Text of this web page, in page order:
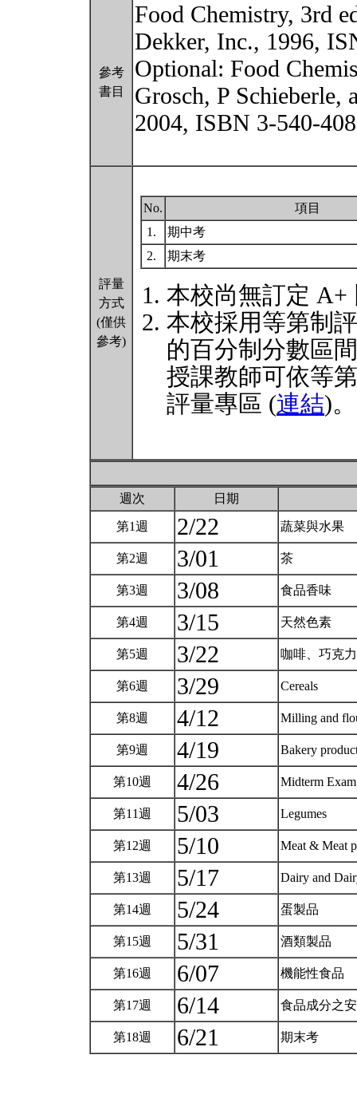
參考
書目
Food Chemistry, 3rd
Dekker, Inc., 1996,
Optional: Food
Grosch, P Schieberle,
2004, ISBN 3-540-
評量
方式
(僅供
參考)
No.
項目
1.
期中考
2.
期末考
本校尚無訂定 A+
本校採用等第制
的百分制分數區
授課教師可依等
評量專區 (連結)。
週次 日期
第1週 2/22 蔬菜與水果
第2週 3/01 茶
第3週 3/08 食品香味
第4週 3/15 天然色素
第5週 3/22 咖啡、巧克
第6週 3/29 Cereals
第8週 4/12 Milling and
第9週 4/19 Bakery
第10週 4/26 Midterm
第11週 5/03 Legumes
第12週 5/10 Meat & Meat
第13週 5/17 Dairy and
第14週 5/24 蛋製品
第15週 5/31 酒類製品
第16週 6/07 機能性食品
第17週 6/14 食品成分之
第18週 6/21 期末考